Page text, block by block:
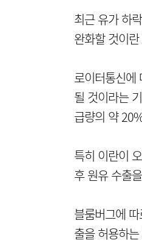
최근 유가 하
완화할 것이
로이터통신에
될 것이라는
급량의 약
특히 이란이
후 원유 수출
블룸버그에
출을 허용하